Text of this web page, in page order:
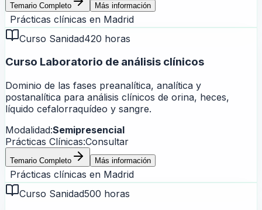
Temario Completo Más información
Prácticas clínicas en Madrid
Curso Sanidad420 horas
Curso Laboratorio de análisis clínicos
Dominio de las fases preanalítica, analítica y
postanalítica para análisis clínicos de orina, heces,
líquido cefalorraquídeo y sangre.
Modalidad:Semipresencial
Prácticas Clínicas:Consultar
Temario Completo Más información
Prácticas clínicas en Madrid
Curso Sanidad500 horas